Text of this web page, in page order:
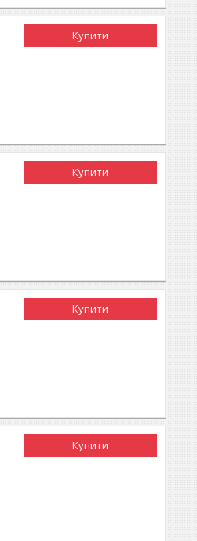
Купити
Купити
Купити
Купити